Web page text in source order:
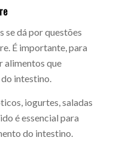
se dá por questões
É importante, para
alimentos que
intestino.
iogurtes, saladas
é essencial para
do intestino.